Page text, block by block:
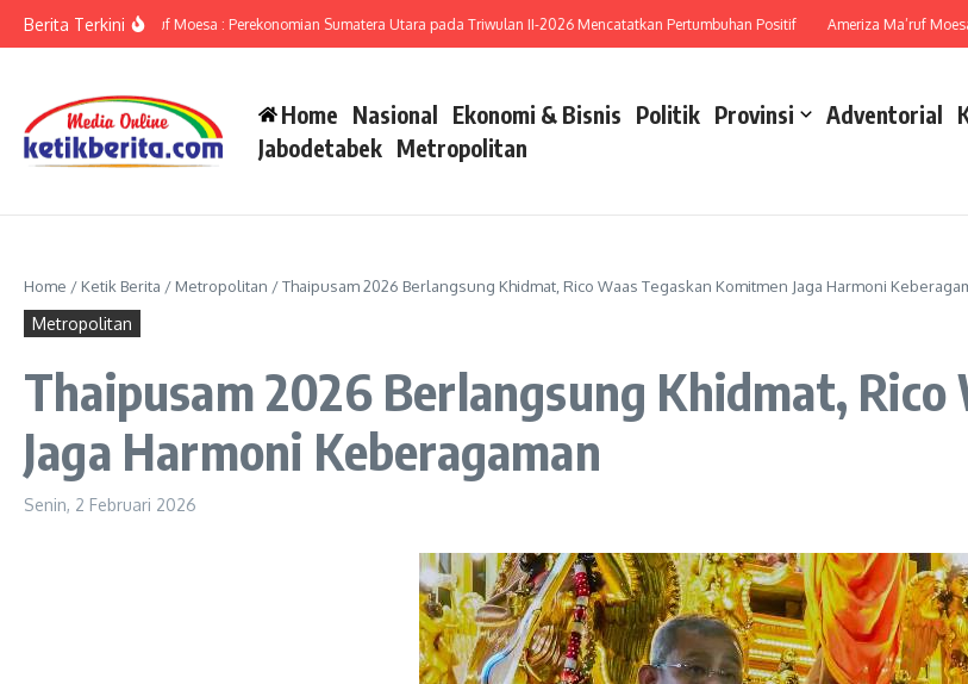
Berita Terkini
Ameriza Ma’ruf Moesa : Perekonomian Sumatera Utara pada Triwulan II-2026 Mencatatkan Pertumbuhan Positif Ameriza Ma’ruf Moesa :
Home Nasional Ekonomi & Bisnis Politik Provinsi Adventorial
Jabodetabek Metropolitan
Home / Ketik Berita / Metropolitan /Thaipusam 2026 Berlangsung Khidmat, Rico Waas Tegaskan Komitmen Jaga Harmoni
Metropolitan
Thaipusam 2026 Berlangsung Khidmat, Rico
Jaga Harmoni Keberagaman
Senin, 2 Februari 2026